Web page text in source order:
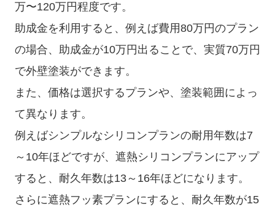
万〜120万円程度です。
助成金を利用すると、例えば費用80万円のプラン
の場合、助成金が10万円出ることで、実質70万円
で外壁塗装ができます。
また、価格は選択するプランや、塗装範囲によっ
て異なります。
例えばシンプルなシリコンプランの耐用年数は7
～10年ほどですが、遮熱シリコンプランにアップ
すると、耐久年数は13～16年ほどになります。
さらに遮熱フッ素プランにすると、耐久年数が15